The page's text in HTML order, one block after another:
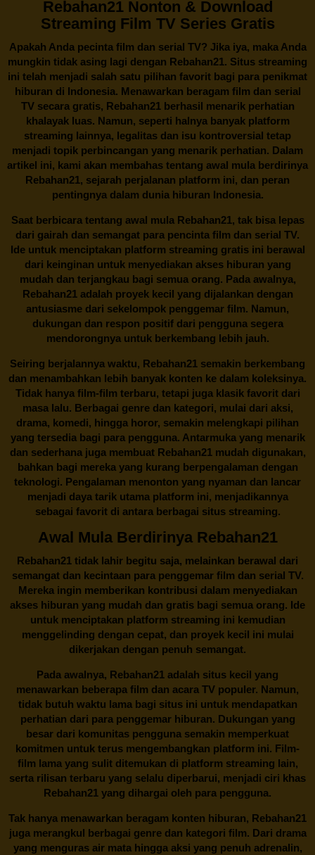
Rebahan21 Nonton & Download
Streaming Film TV Series Gratis
Apakah Anda pecinta film dan serial TV? Jika iya, maka Anda
mungkin tidak asing lagi dengan Rebahan21. Situs streaming
ini telah menjadi salah satu pilihan favorit bagi para penikmat
hiburan di Indonesia. Menawarkan beragam film dan serial
TV secara gratis, Rebahan21berhasil menarik perhatian
khalayak luas. Namun, seperti halnya banyak platform
streaming lainnya, legalitas dan isu kontroversial tetap
menjadi topik perbincangan yang menarik perhatian. Dalam
artikel ini, kami akan membahas tentang awal mula berdirinya
Rebahan21, sejarah perjalanan platform ini, dan peran
pentingnya dalam dunia hiburan Indonesia.
Saat berbicara tentang awal mula Rebahan21, tak bisa lepas
dari gairah dan semangat para pencinta film dan serial TV.
Ide untuk menciptakan platform streaming gratis ini berawal
dari keinginan untuk menyediakan akses hiburan yang
mudah dan terjangkau bagi semua orang. Pada awalnya,
Rebahan21 adalah proyek kecil yang dijalankan dengan
antusiasme dari sekelompok penggemar film. Namun,
dukungan dan respon positif dari pengguna segera
mendorongnya untuk berkembang lebih jauh.
Seiring berjalannya waktu, Rebahan21 semakin berkembang
dan menambahkan lebih banyak konten ke dalam koleksinya.
Tidak hanya film-film terbaru, tetapi juga klasik favorit dari
masa lalu. Berbagai genre dan kategori, mulai dari aksi,
drama, komedi, hingga horor, semakin melengkapi pilihan
yang tersedia bagi para pengguna. Antarmuka yang menarik
dan sederhana juga membuatRebahan21mudah digunakan,
bahkan bagi mereka yang kurang berpengalaman dengan
teknologi. Pengalaman menonton yang nyaman dan lancar
menjadi daya tarik utama platform ini, menjadikannya
sebagai favorit di antara berbagai situs streaming.
Awal Mula Berdirinya Rebahan21
Rebahan21 tidak lahir begitu saja, melainkan berawal dari
semangat dan kecintaan para penggemar film dan serial TV.
Mereka ingin memberikan kontribusi dalam menyediakan
akses hiburan yang mudah dan gratis bagi semua orang. Ide
untuk menciptakan platform streaming ini kemudian
menggelinding dengan cepat, dan proyek kecil ini mulai
dikerjakan dengan penuh semangat.
Pada awalnya, Rebahan21 adalah situs kecil yang
menawarkan beberapa film dan acara TV populer. Namun,
tidak butuh waktu lama bagi situs ini untuk mendapatkan
perhatian dari para penggemar hiburan. Dukungan yang
besar dari komunitas pengguna semakin memperkuat
komitmen untuk terus mengembangkan platform ini. Film-
film lama yang sulit ditemukan di platform streaming lain,
serta rilisan terbaru yang selalu diperbarui, menjadi ciri khas
Rebahan21 yang dihargai oleh para pengguna.
Tak hanya menawarkan beragam konten hiburan, Rebahan21
juga merangkul berbagai genre dan kategori film. Dari drama
yang menguras air mata hingga aksi yang penuh adrenalin,